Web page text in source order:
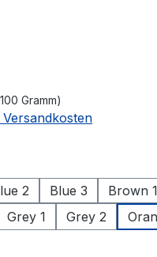
Gramm)
2 Blue 3 Brown 1
Grey 1 Grey 2